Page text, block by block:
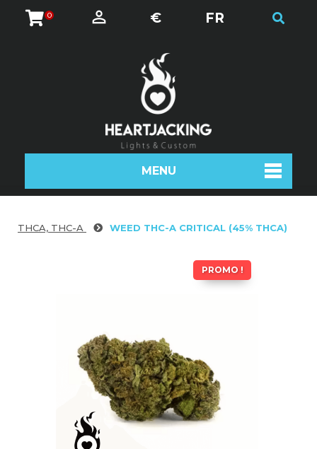
0 € FR
MENU
THCA, THC-A WEED THC-A CRITICAL (45% THCA)
PROMO !